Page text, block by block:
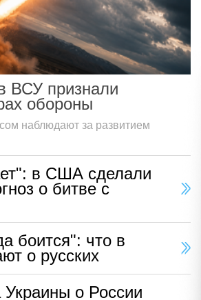
ВСУ признали
обороны
наблюдают за развитием
в США сделали
о битве с
боится": что в
о русских
о России